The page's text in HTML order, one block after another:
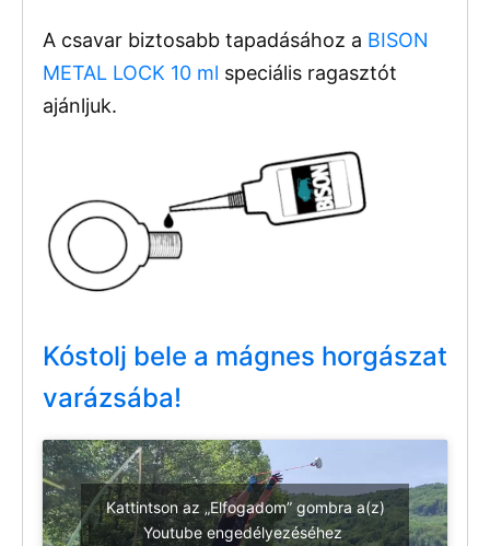
A csavar biztosabb tapadásához a BISON
METAL LOCK 10 ml speciális ragasztót
ajánljuk.
Kóstolj bele a mágnes horgászat
varázsába!
Kattintson az „Elfogadom” gombra a(z)
Youtube engedélyezéséhez